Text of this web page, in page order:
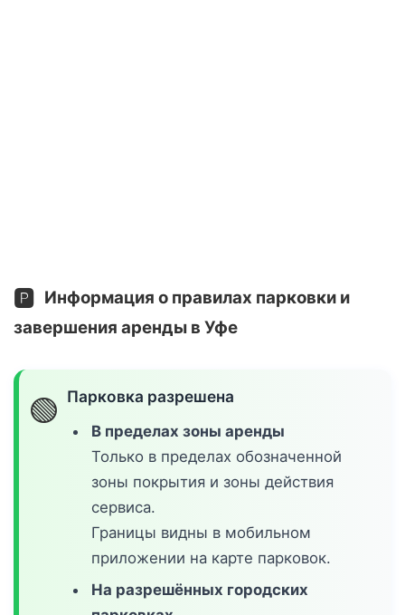
🅿️ Информация о правилах парковки и
завершения аренды в Уфе
🟢 Парковка разрешена
В пределах зоны аренды
Только в пределах обозначенной
зоны покрытия и зоны действия
сервиса.
Границы видны в мобильном
приложении на карте парковок.
На разрешённых городских